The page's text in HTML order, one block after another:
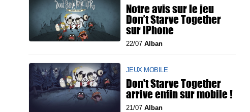
Notre avis sur le jeu
Don’t Starve Together
sur iPhone
22/07 Alban
JEUX MOBILE
Don't Starve Together
arrive enfin sur mobile !
21/07 Alban